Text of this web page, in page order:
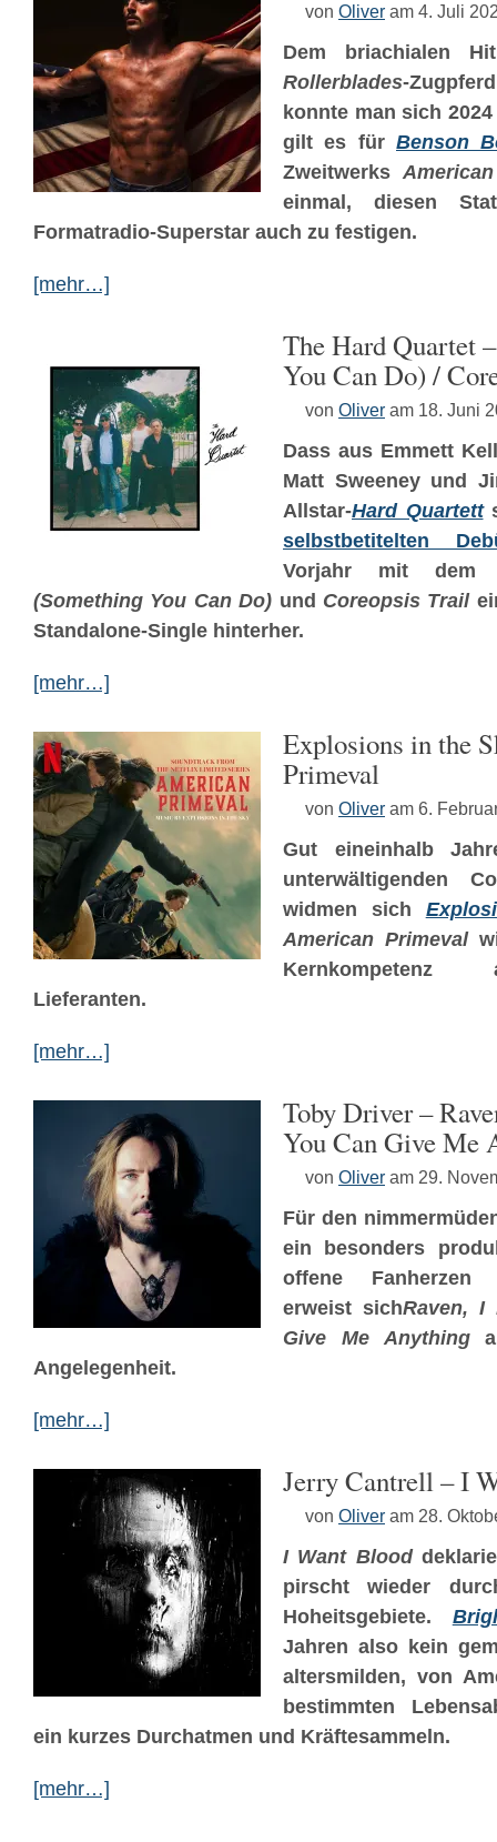
von Oliver am 4. Juli
Dem briachialen
Rollerblades-
konnte man sich
gilt es für Benson
Zweitwerks
einmal, diesen
Formatradio-Superstar auch zu festigen.
[mehr…]
The Hard Quartet
You Can Do) /
von Oliver am 18. Juni
Dass aus Emmett
Matt Sweeney und
Allstar-Hard Quartett
selbstbetitelten
Vorjahr mit
(Something You Can Do) und Coreopsis Trail
Standalone-Single hinterher.
[mehr…]
Explosions in the
Primeval
von Oliver am 6.
Gut eineinhalb
unterwältigenden
widmen sich
American Primeval
Kernkompetenz
Lieferanten.
[mehr…]
Toby Driver –
You Can Give Me
von Oliver am 29.
Für den
ein besonders
offene Fanherzen
erweist sichRaven, I
Give Me Anything
Angelegenheit.
[mehr…]
Jerry Cantrell – I
von Oliver am 28.
I Want Blood
pirscht wieder
Hoheitsgebiete.
Jahren also kein
altersmilden, von
bestimmten
ein kurzes Durchatmen und Kräftesammeln.
[mehr…]